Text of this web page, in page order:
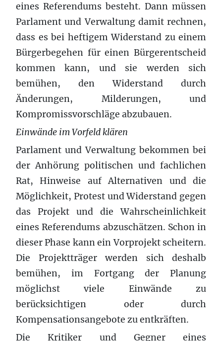
eines Referendums besteht. Dann müssen
Parlament und Verwaltung damit rechnen,
dass es bei heftigem Widerstand zu einem
Bürgerbegehen für einen Bürgerentscheid
kommen kann, und sie werden sich
bemühen, den Widerstand durch
Änderungen, Milderungen, und
Kompromissvorschläge abzubauen.
Einwände im Vorfeld klären
Parlament und Verwaltung bekommen bei
der Anhörung politischen und fachlichen
Rat, Hinweise auf Alternativen und die
Möglichkeit, Protest und Widerstand gegen
das Projekt und die Wahrscheinlichkeit
eines Referendums abzuschätzen. Schon in
dieser Phase kann ein Vorprojekt scheitern.
Die Projektträger werden sich deshalb
bemühen, im Fortgang der Planung
möglichst viele Einwände zu
berücksichtigen oder durch
Kompensationsangebote zu entkräften.
Die Kritiker und Gegner eines